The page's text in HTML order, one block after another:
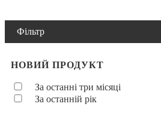
Фільтр
НОВИЙ ПРОДУКТ
За останні три місяці
За останній рік